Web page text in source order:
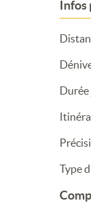
Infos
Type